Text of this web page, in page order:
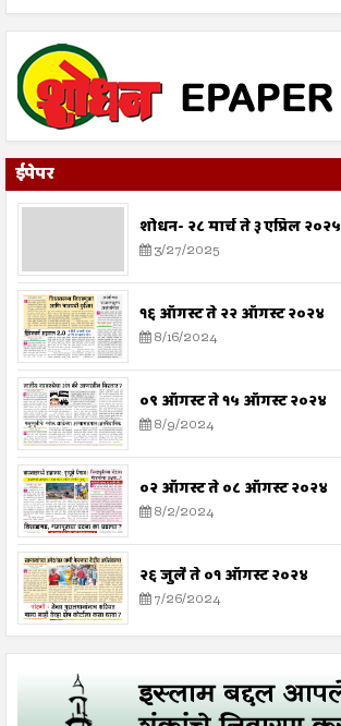
ईपेपर
शोधन- २८ मार्च ते ३ एप्रिल २०२५
3/27/2025
१६ ऑगस्ट ते २२ ऑगस्ट २०२४
8/16/2024
०९ ऑगस्ट ते १५ ऑगस्ट २०२४
8/9/2024
०२ ऑगस्ट ते ०८ ऑगस्ट २०२४
8/2/2024
२६ जुलै ते ०१ ऑगस्ट २०२४
7/26/2024